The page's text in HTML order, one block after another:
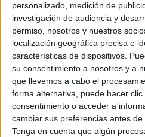
personalizado, medición de
investigación de audiencia y
permiso, nosotros y nuestros
localización geográfica precisa e
características de dispositivos.
su consentimiento a nosotros y a
que llevemos a cabo el
forma alternativa, puede hacer
consentimiento o acceder a
cambiar sus preferencias antes
Tenga en cuenta que algún
Soy:*
Chico
Chica
¿En qué año terminas (o
Soy estudiante de:*